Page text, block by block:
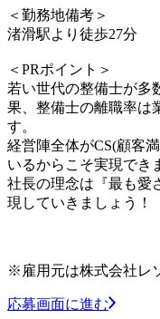
＜勤務地備考＞
渚滑駅より徒歩27分
＜PRポイント＞
若い世代の整備士が多
果、整備士の離職率は
す。
経営陣全体がCS(顧客
いるからこそ実現でき
社長の理念は『最も愛
現していきましょう！
※雇用元は株式会社レ
応募画面に進む